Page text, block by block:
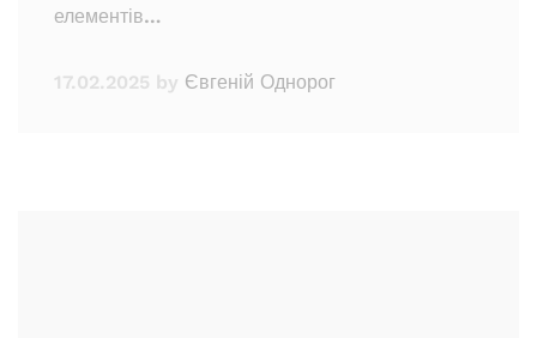
елементів…
17.02.2025 by Євгеній Однорог